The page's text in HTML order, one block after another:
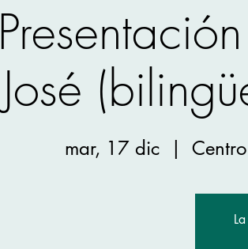
José
mar, 17 dic
  |